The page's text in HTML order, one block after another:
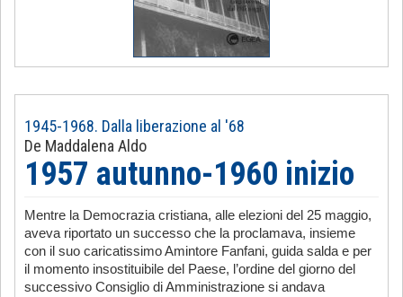
1945-1968. Dalla liberazione al '68
De Maddalena Aldo
1957 autunno-1960 inizio
Mentre la Democrazia cristiana, alle elezioni del 25 maggio,
aveva riportato un successo che la proclamava, insieme
con il suo caricatissimo Amintore Fanfani, guida salda e per
il momento insostituibile del Paese, l’ordine del giorno del
successivo Consiglio di Amministrazione si andava